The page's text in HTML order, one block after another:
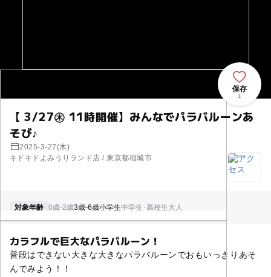
【 3/27㊍ 11時開催】みんなでパラバルーンあ
そび♪
2025-3-27(木)
キドキドよみうりランド店 / 東京都稲城市
保存
1
対象年齢 0歳-2歳3歳-6歳小学生中学生･高校生大人
カラフルで巨大なパラバルーン！
普段はできない大きな大きなパラバルーンでおもいっきりあそ
んでみよう！！